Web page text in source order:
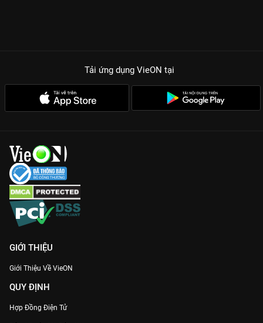
Tải ứng dụng VieON tại
GIỚI THIỆU
Giới Thiệu Về VieON
QUY ĐỊNH
Hợp Đồng Điện Tử